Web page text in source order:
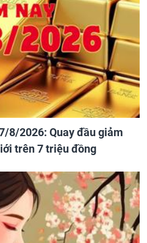
8/2026: Quay đầu giảm
trên 7 triệu đồng